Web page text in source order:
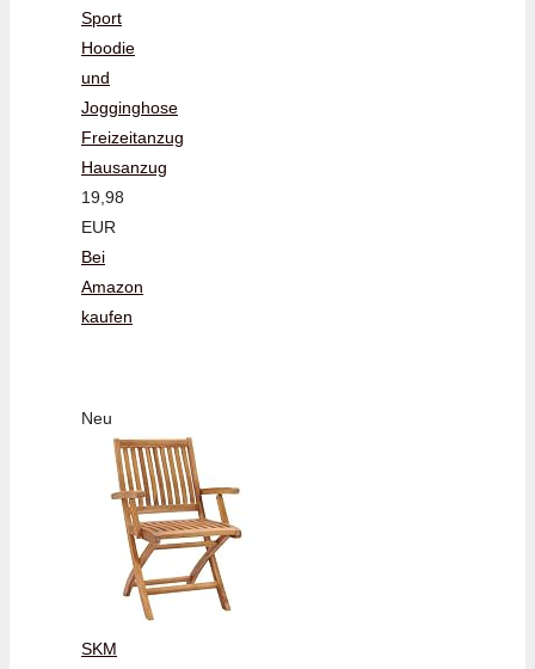
Sport
Hoodie
und
Jogginghose
Freizeitanzug
Hausanzug
19,98
EUR
Bei
Amazon
kaufen
Neu
SKM